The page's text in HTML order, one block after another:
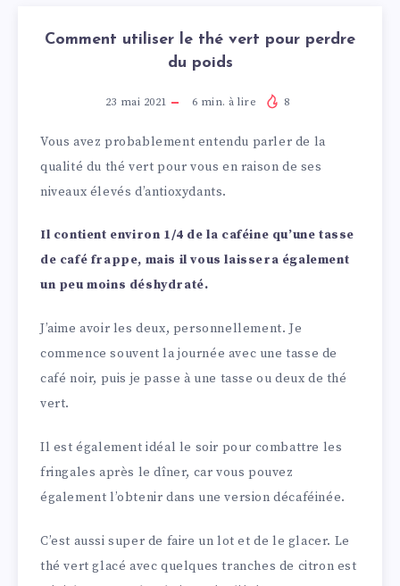
Comment utiliser le thé vert pour perdre
du poids
23 mai 2021 6 min. à lire 8
Vous avez probablement entendu parler de la
qualité du thé vert pour vous en raison de ses
niveaux élevés d’antioxydants.
Il contient environ 1/4 de la caféine qu’une tasse
de café frappe, mais il vous laissera également
un peu moins déshydraté.
J’aime avoir les deux, personnellement. Je
commence souvent la journée avec une tasse de
café noir, puis je passe à une tasse ou deux de thé
vert.
Il est également idéal le soir pour combattre les
fringales après le dîner, car vous pouvez
également l’obtenir dans une version décaféinée.
C’est aussi super de faire un lot et de le glacer. Le
thé vert glacé avec quelques tranches de citron est